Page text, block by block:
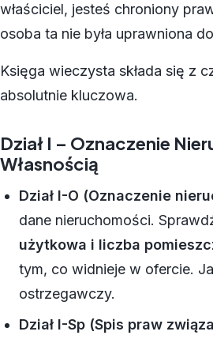
właściciel, jesteś chroniony
osoba ta nie była uprawniona
Księga wieczysta składa się z
absolutnie kluczowa.
Dział I – Oznaczenie
Własnością
Dział I-O (Oznaczenie
dane nieruchomości.
użytkowa i liczba
tym, co widnieje w ofercie.
ostrzegawczy.
Dział I-Sp (Spis praw